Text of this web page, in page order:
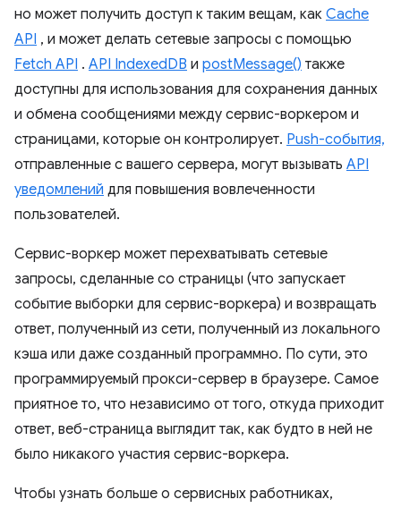
но может получить доступ к таким вещам, как Cache
API , и может делать сетевые запросы с помощью
Fetch API . API IndexedDB и postMessage() также
доступны для использования для сохранения данных
и обмена сообщениями между сервис-воркером и
страницами, которые он контролирует. Push-события,
отправленные с вашего сервера, могут вызывать API
уведомлений для повышения вовлеченности
пользователей.
Сервис-воркер может перехватывать сетевые
запросы, сделанные со страницы (что запускает
событие выборки для сервис-воркера) и возвращать
ответ, полученный из сети, полученный из локального
кэша или даже созданный программно. По сути, это
программируемый прокси-сервер в браузере. Самое
приятное то, что независимо от того, откуда приходит
ответ, веб-страница выглядит так, как будто в ней не
было никакого участия сервис-воркера.
Чтобы узнать больше о сервисных работниках,